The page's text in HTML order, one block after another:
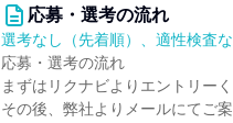
応募・選考の流れ
選考なし（先着順）、適性検査
応募・選考の流れ
まずはリクナビよりエントリーく
その後、弊社よりメールにてご